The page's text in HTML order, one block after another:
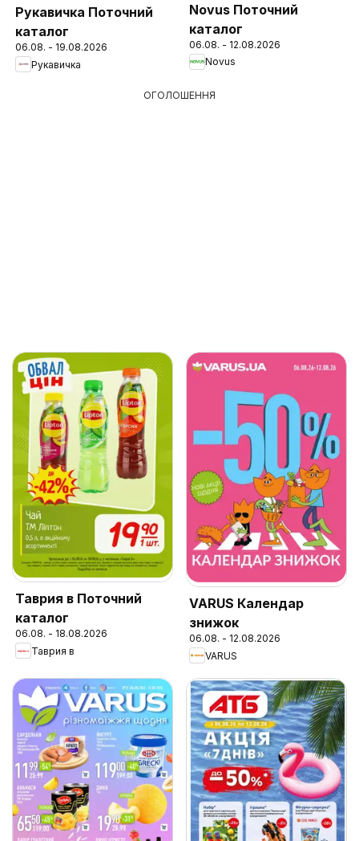
Рукавичка Поточний
каталог
06.08. - 19.08.2026
Рукавичка
Novus Поточний
каталог
06.08. - 12.08.2026
Novus
ОГОЛОШЕННЯ
Таврия в Поточний
каталог
06.08. - 18.08.2026
Таврия в
VARUS Календар
знижок
06.08. - 12.08.2026
VARUS